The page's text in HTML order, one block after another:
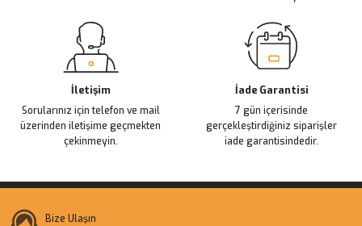
İletişim
Sorularınız için telefon ve mail
üzerinden iletişime geçmekten
çekinmeyin.
İade Garantisi
7 gün içerisinde
gerçekleştirdiğiniz siparişler
iade garantisindedir.
Bize Ulaşın